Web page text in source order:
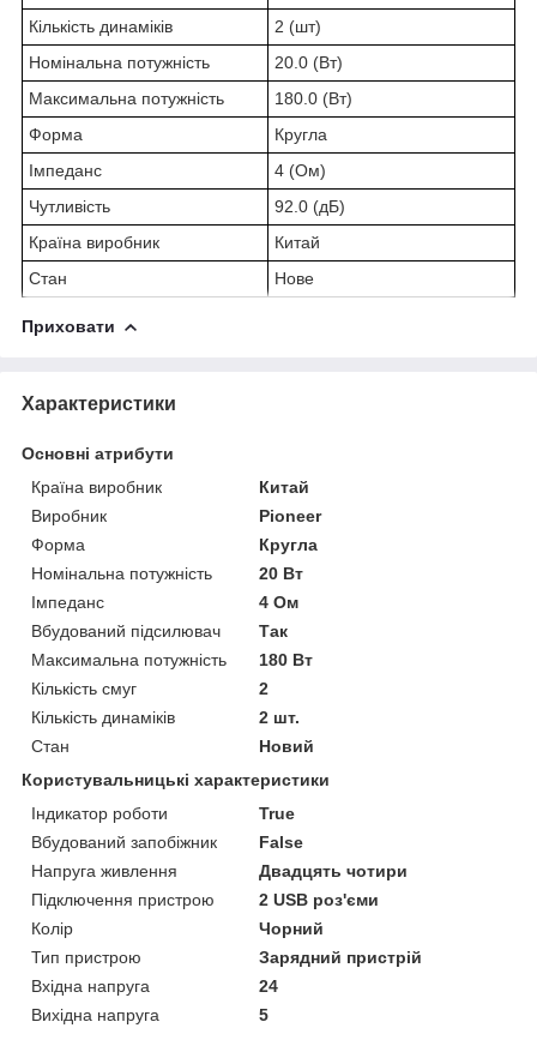
Кількість динаміків
2 (шт)
Номінальна потужність
20.0 (Вт)
Максимальна потужність
180.0 (Вт)
Форма
Кругла
Імпеданс
4 (Ом)
Чутливість
92.0 (дБ)
Країна виробник
Китай
Стан
Нове
Приховати
Характеристики
Основні атрибути
Країна виробник
Китай
Виробник
Pioneer
Форма
Кругла
Номінальна потужність
20 Вт
Імпеданс
4 Ом
Вбудований підсилювач
Так
Максимальна потужність
180 Вт
Кількість смуг
2
Кількість динаміків
2 шт.
Стан
Новий
Користувальницькі характеристики
Індикатор роботи
True
Вбудований запобіжник
False
Напруга живлення
Двадцять чотири
Підключення пристрою
2 USB роз'єми
Колір
Чорний
Тип пристрою
Зарядний пристрій
Вхідна напруга
24
Вихідна напруга
5